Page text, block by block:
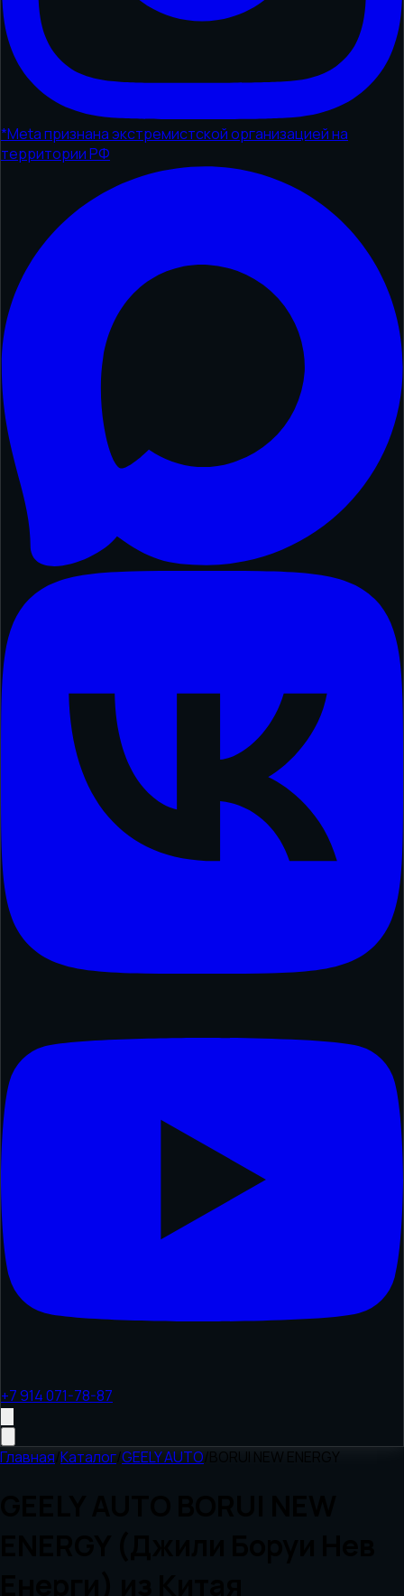
*Meta признана экстремистской организацией на
территории РФ
+7 914 071-78-87
Главная/Каталог/GEELY AUTO/BORUI NEW ENERGY